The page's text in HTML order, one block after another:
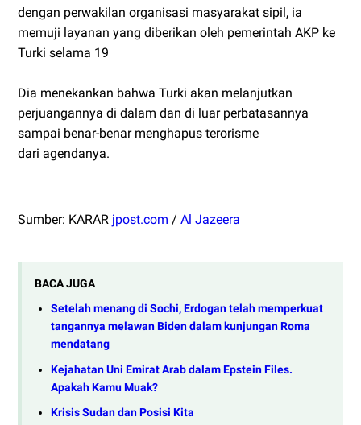
dengan perwakilan organisasi masyarakat sipil, ia
memuji layanan yang diberikan oleh pemerintah AKP ke
Turki selama 19
Dia menekankan bahwa Turki akan melanjutkan
perjuangannya di dalam dan di luar perbatasannya
sampai benar-benar menghapus terorisme
dari agendanya.
Sumber: KARAR jpost.com / Al Jazeera
BACA JUGA
Setelah menang di Sochi, Erdogan telah memperkuat
tangannya melawan Biden dalam kunjungan Roma
mendatang
Kejahatan Uni Emirat Arab dalam Epstein Files.
Apakah Kamu Muak?
Krisis Sudan dan Posisi Kita